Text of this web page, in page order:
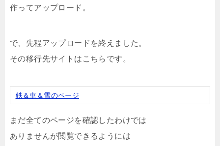
作ってアップロード。
で、先程アップロードを終えました。
その移行先サイトはこちらです。
鉄＆車＆雪のページ
まだ全てのページを確認したわけでは
ありませんが閲覧できるようには